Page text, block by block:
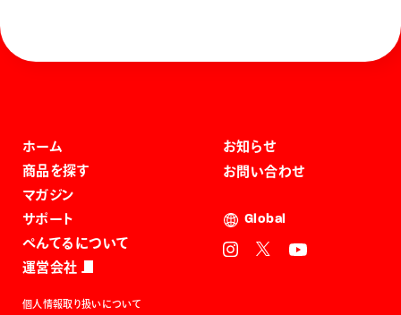
ホーム
商品を探す
マガジン
サポート
ぺんてるについて
運営会社
お知らせ
お問い合わせ
Global
個人情報取り扱いについて